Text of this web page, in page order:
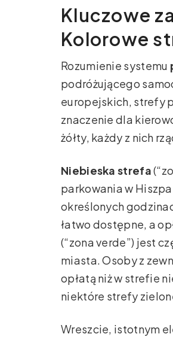
Kluczowe
Kolorowe
Rozumienie systemu
podróżującego
europejskich, strefy
znaczenie dla
żółty, każdy z nich
Niebieska strefa
parkowania w
określonych
łatwo dostępne, a
(“zona verde”) jest
miasta. Osoby z
opłatą niż w strefie
niektóre strefy
Wreszcie, istotnym